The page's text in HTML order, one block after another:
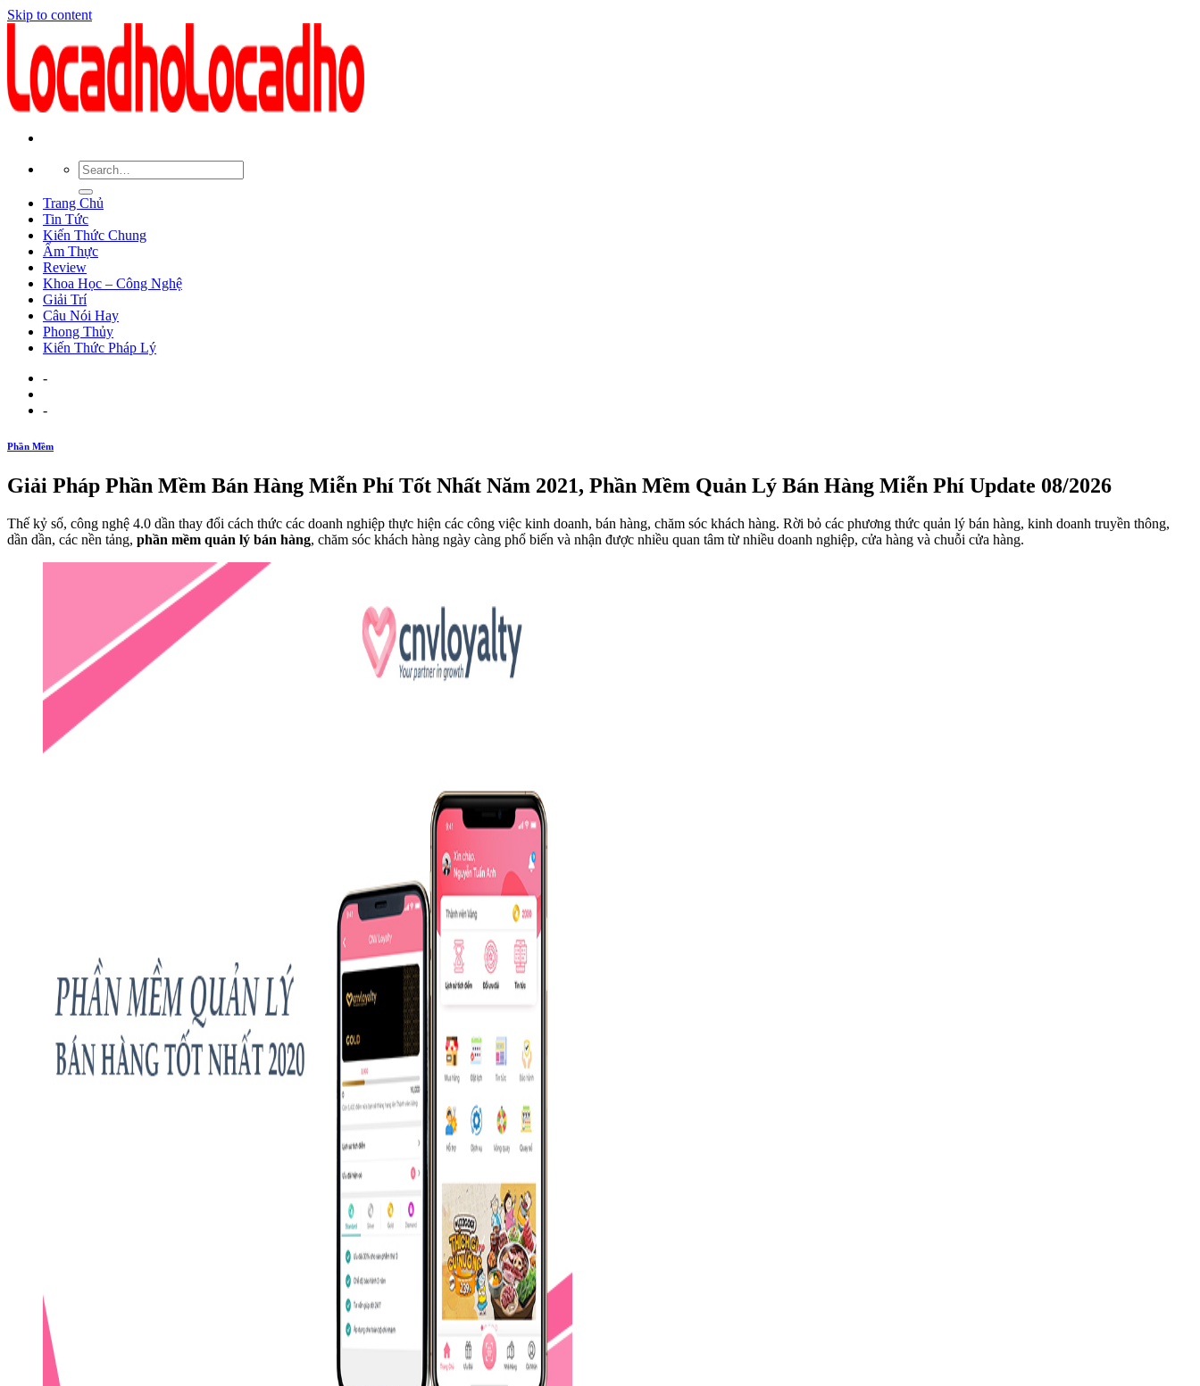
Skip to content
Trang Chủ
Tin Tức
Kiến Thức Chung
Ẩm Thực
Review
Khoa Học – Công Nghệ
Giải Trí
Câu Nói Hay
Phong Thủy
Kiến Thức Pháp Lý
-
-
Phần Mềm
Giải Pháp Phần Mềm Bán Hàng Miễn Phí Tốt Nhất Năm 2021, Phần Mềm Quản Lý Bán Hàng Miễn Phí Update 08/2026
Thế kỷ số, công nghệ 4.0 dần thay đổi cách thức các doanh nghiệp thực hiện các công việc kinh doanh, bán hàng, chăm sóc khách hàng. Rời bỏ các phương thức quản lý bán hàng, kinh doanh truyền thông,
dần dần, các nền tảng, phần mềm quản lý bán hàng, chăm sóc khách hàng ngày càng phổ biến và nhận được nhiều quan tâm từ nhiều doanh nghiệp, cửa hàng và chuỗi cửa hàng.